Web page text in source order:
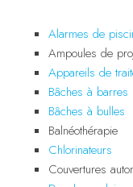
Alarmes de
Ampoules de
Appareils de
Bâches à barres
Bâches à bulles
Balnéothérapie
Chlorinateurs
Couvertures